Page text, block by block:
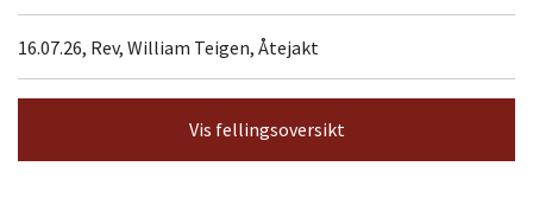
16.07.26, Rev, William Teigen, Åtejakt
Vis fellingsoversikt